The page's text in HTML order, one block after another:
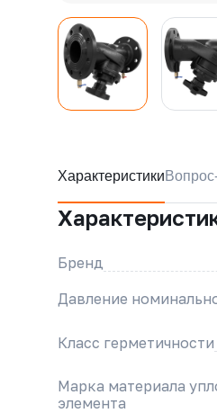
Характеристики
Бренд
Давление
Класс герметичности
Марка материала
элемента